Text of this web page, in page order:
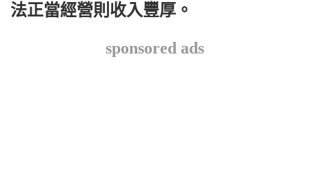
法正當經營則收入豐厚。
sponsored ads